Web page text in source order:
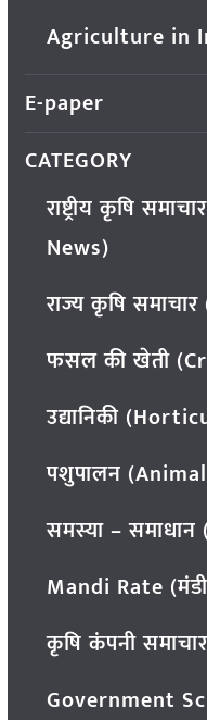
Agriculture in
E-paper
CATEGORY
राष्ट्रीय कृषि
News)
राज्य कृषि
फसल की खेती
उद्यानिकी
पशुपालन
समस्या –
Mandi Rate
कृषि कंपनी
Government